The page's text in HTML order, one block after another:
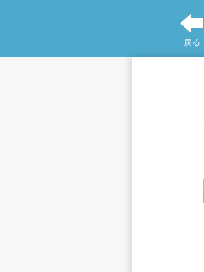
戻る